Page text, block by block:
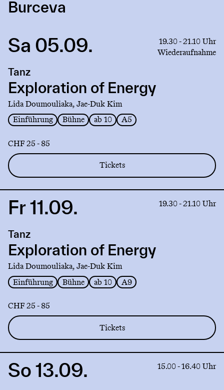
Burceva
Link
Exploration
Energy
Sa 05.09.
19.30 - 21.10 Uhr
Wiederaufnahme
Tanz
Exploration of Energy
Lida Doumouliaka, Jae-Duk Kim
Einführung
Bühne ab 10 A5
CHF 25 - 85
Tickets
Link
Exploration
Energy
Fr 11.09. 19.30 - 21.10 Uhr
Tanz
Exploration of Energy
Lida Doumouliaka, Jae-Duk Kim
Einführung
Bühne ab 10 A9
CHF 25 - 85
Tickets
LinkSo 13.09. 15.00 - 16.40 Uhr